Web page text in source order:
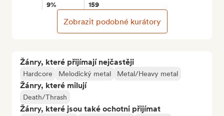
Žánry, které přijímají nejčastěji
Hardcore Melodický metal Metal/Heavy metal
Žánry, které milují
Death/Thrash
Žánry, které jsou také ochotni přijímat
9% 159
Zobrazit podobné kurátory